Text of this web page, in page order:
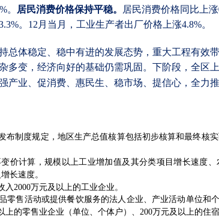
。 居民消费价格保持平稳。 居民消费价格同比上涨
。12月当月，工业生产者出厂价格上涨4.8%。
总体稳定、稳中有进的发展态势，重大工程有效
多变，经济向好的基础仍需巩固。下阶段，全区
产业、促消费、惠民生、稳市场、提信心，全力
布制度规定，地区生产总值核算包括初步核算和最终核
价计算，规模以上工业增加值及其分类项目增长速度
长速度。
入 2000万元及以上的工业企业。
零售活动或提供餐饮服务的法人企业、产业活动单位和
上的零售业企业（单位、个体户）、 200万元及以上的住